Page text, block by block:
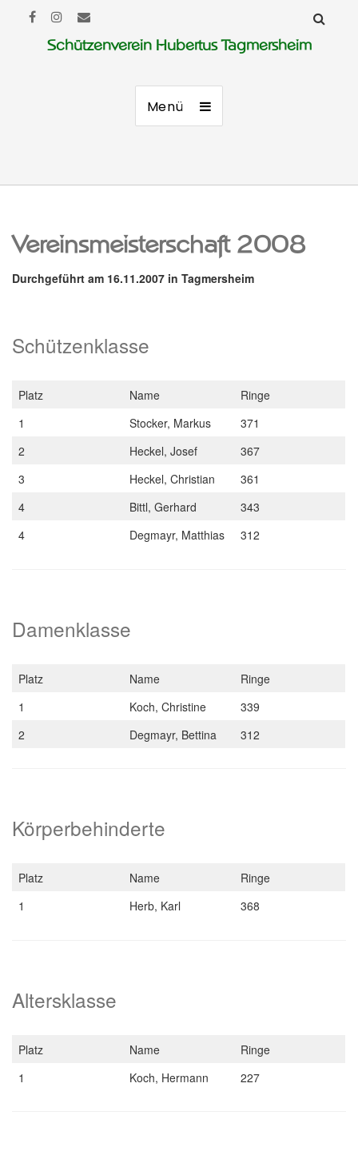
Schützenverein Hubertus Tagmersheim
Menü
Vereinsmeisterschaft 2008
Durchgeführt am 16.11.2007 in Tagmersheim
Schützenklasse
Platz Name
Ringe
1
Stocker, Markus
371
2
Heckel, Josef
367
3
Heckel, Christian
361
4
Bittl, Gerhard
343
4
Degmayr, Matthias 312
Damenklasse
Platz Name
Ringe
1
Koch, Christine
339
2
Degmayr, Bettina 312
Körperbehinderte
Platz Name
Ringe
1
Herb, Karl 368
Altersklasse
Platz Name
Ringe
1
Koch, Hermann 227